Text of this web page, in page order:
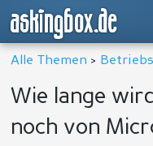
askingbox.de
Alle Themen >
Wie lange
noch von